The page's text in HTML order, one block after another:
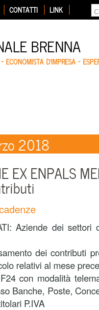
CONTATTI LINK
BRENNA
ECONOMISTA D'IMPRESA –
2018
EX ENPALS
Aziende dei settori
dei contributi
relativi al mese
con modalità
Banche, Poste,
P.IVA